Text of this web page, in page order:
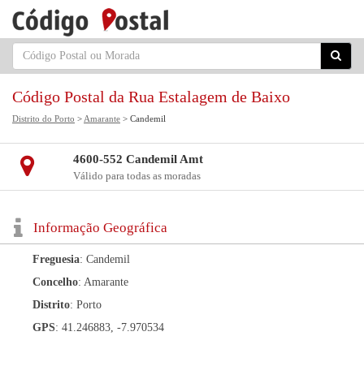
Código Postal da Rua Estalagem de Baixo
Distrito do Porto > Amarante > Candemil
4600-552 Candemil Amt
Válido para todas as moradas
Informação Geográfica
Freguesia: Candemil
Concelho: Amarante
Distrito: Porto
GPS: 41.246883, -7.970534